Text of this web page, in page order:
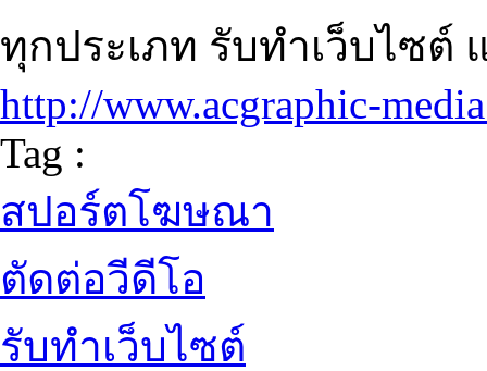
ทุกประเภท รับทำเว็บไซต์
http://www.acgraphic-
Tag :
สปอร์ตโฆษณา
ตัดต่อวีดีโอ
รับทำเว็บไซต์